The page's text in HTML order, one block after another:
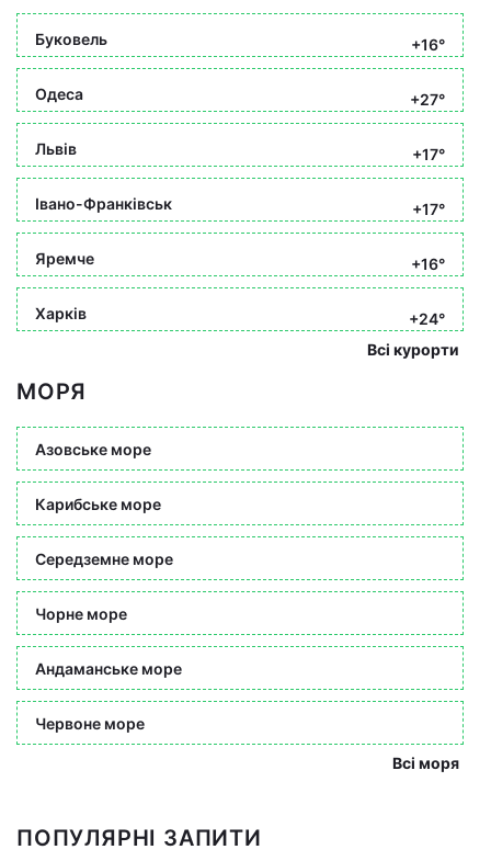
Буковель +16°
Одеса +27°
Львів +17°
Івано-Франківськ +17°
Яремче +16°
Харків
+24°
Всі курорти
МОРЯ
Азовське море
Карибське море
Середземне море
Чорне море
Андаманське море
Червоне море
Всі моря
ПОПУЛЯРНІ ЗАПИТИ